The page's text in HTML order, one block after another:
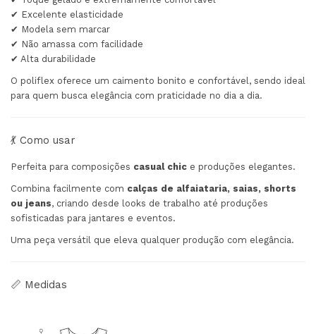
✔ Excelente elasticidade
✔ Modela sem marcar
✔ Não amassa com facilidade
✔ Alta durabilidade
O poliflex oferece um caimento bonito e confortável, sendo ideal
para quem busca elegância com praticidade no dia a dia.
💃 Como usar
Perfeita para composições casual chic e produções elegantes.
Combina facilmente com calças de alfaiataria, saias, shorts
ou jeans, criando desde looks de trabalho até produções
sofisticadas para jantares e eventos.
Uma peça versátil que eleva qualquer produção com elegância.
📏 Medidas